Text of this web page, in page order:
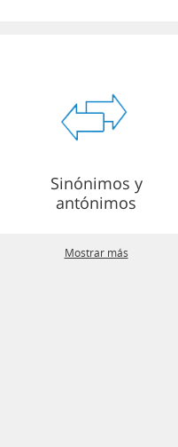
Sinónimos y
antónimos
Mostrar más